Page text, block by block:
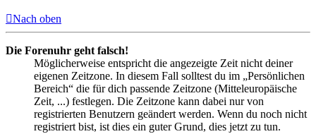
Nach oben
Die Forenuhr geht falsch!
Möglicherweise entspricht die angezeigte Zeit nicht deiner
eigenen Zeitzone. In diesem Fall solltest du im „Persönlichen
Bereich“ die für dich passende Zeitzone (Mitteleuropäische
Zeit, ...) festlegen. Die Zeitzone kann dabei nur von
registrierten Benutzern geändert werden. Wenn du noch nicht
registriert bist, ist dies ein guter Grund, dies jetzt zu tun.